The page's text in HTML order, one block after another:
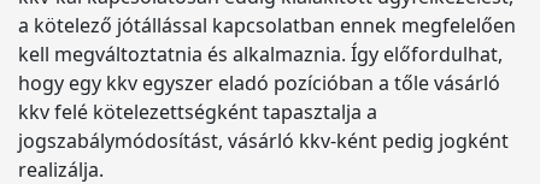
a kötelező jótállással kapcsolatban ennek megfelelően
kell megváltoztatnia és alkalmaznia. Így előfordulhat,
hogy egy kkv egyszer eladó pozícióban a tőle vásárló
kkv felé kötelezettségként tapasztalja a
jogszabálymódosítást, vásárló kkv-ként pedig jogként
realizálja.